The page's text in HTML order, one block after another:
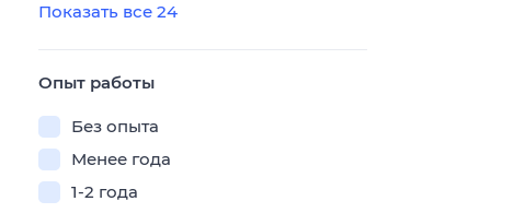
Показать все 24
Опыт работы
Без опыта
Менее года
1-2 года